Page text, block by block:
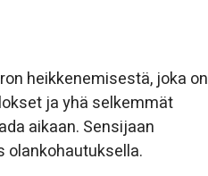
heikkenemisestä, joka on
ja yhä selkemmät
aikaan. Sensijaan
olankohautuksella.